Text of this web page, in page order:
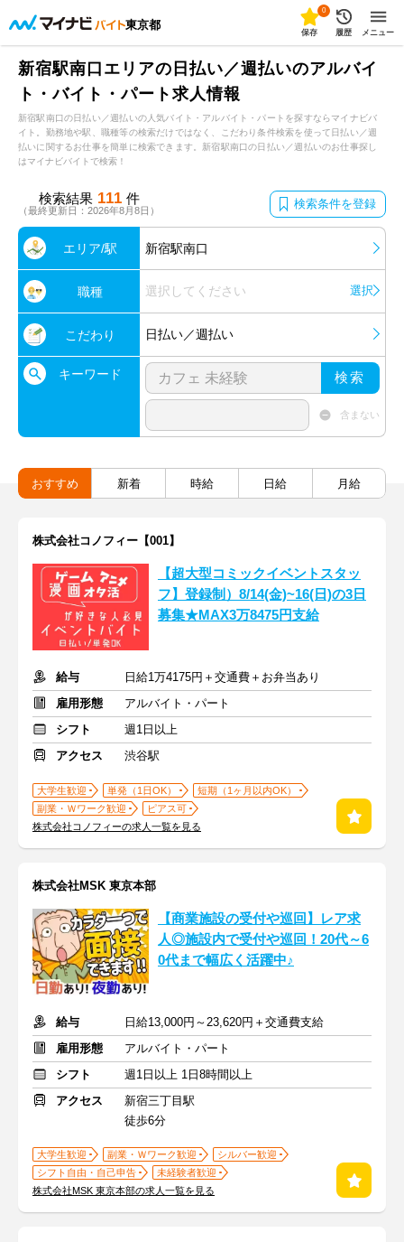
東京都
0
保存 履歴 メニュー
新宿駅南口エリアの日払い／週払いのアルバイ
ト・バイト・パート求人情報
新宿駅南口の日払い／週払いの人気バイト・アルバイト・パートを探すならマイナビバ
イト。勤務地や駅、職種等の検索だけではなく、こだわり条件検索を使って日払い／週
払いに関するお仕事を簡単に検索できます。新宿駅南口の日払い／週払いのお仕事探し
はマイナビバイトで検索！
検索結果 111 件
（最終更新日：2026年8月8日） 検索条件を登録
エリア/駅 新宿駅南口
職種 選択してください 選択
こだわり 日払い／週払い
キーワード 検索
含まない
おすすめ 新着 時給 日給 月給
株式会社コノフィー【001】
【超大型コミックイベントスタッ
フ】登録制）8/14(金)~16(日)の3日
募集★MAX3万8475円支給
給与
日給1万4175円＋交通費＋お弁当あり
雇用形態
アルバイト・パート
シフト
週1日以上
アクセス
渋谷駅
大学生歓迎 単発（1日OK）
短期（1ヶ月以内OK）
副業・Ｗワーク歓迎
ピアス可
株式会社コノフィーの求人一覧を見る
株式会社MSK 東京本部
【商業施設の受付や巡回】レア求
人◎施設内で受付や巡回！20代～6
0代まで幅広く活躍中♪
給与
日給13,000円～23,620円＋交通費支給
雇用形態
アルバイト・パート
シフト
週1日以上 1日8時間以上
アクセス
新宿三丁目駅
徒歩6分
大学生歓迎 副業・Ｗワーク歓迎
シルバー歓迎
シフト自由・自己申告
未経験者歓迎
株式会社MSK 東京本部の求人一覧を見る